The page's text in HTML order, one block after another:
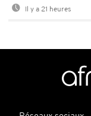
Il y a 21 heures